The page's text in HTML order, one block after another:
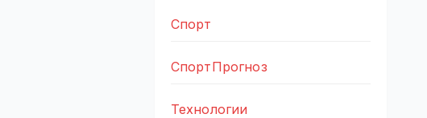
Спорт
СпортПрогноз
Технологии